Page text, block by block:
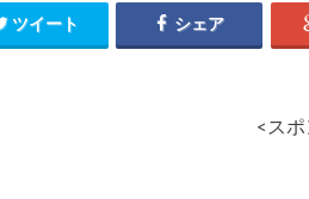
ツイート シェア
<ス